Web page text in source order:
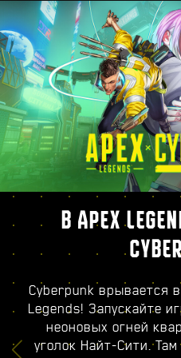
В APEX
Cyberpunk врывается
Legends! Запускайте
неоновых огней
уголок Найт-Сити.